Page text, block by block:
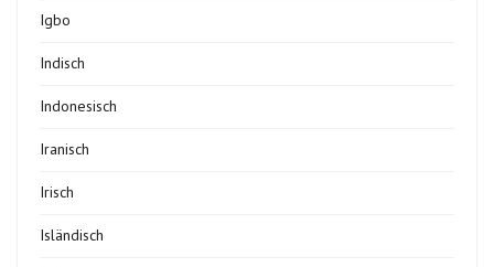
Igbo
Indisch
Indonesisch
Iranisch
Irisch
Isländisch